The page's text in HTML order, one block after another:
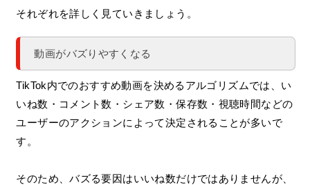
それぞれを詳しく見ていきましょう。
動画がバズりやすくなる
TikTok内でのおすすめ動画を決めるアルゴリズムでは、い
いね数・コメント数・シェア数・保存数・視聴時間などの
ユーザーのアクションによって決定されることが多いで
す。
そのため、バズる要因はいいね数だけではありませんが、